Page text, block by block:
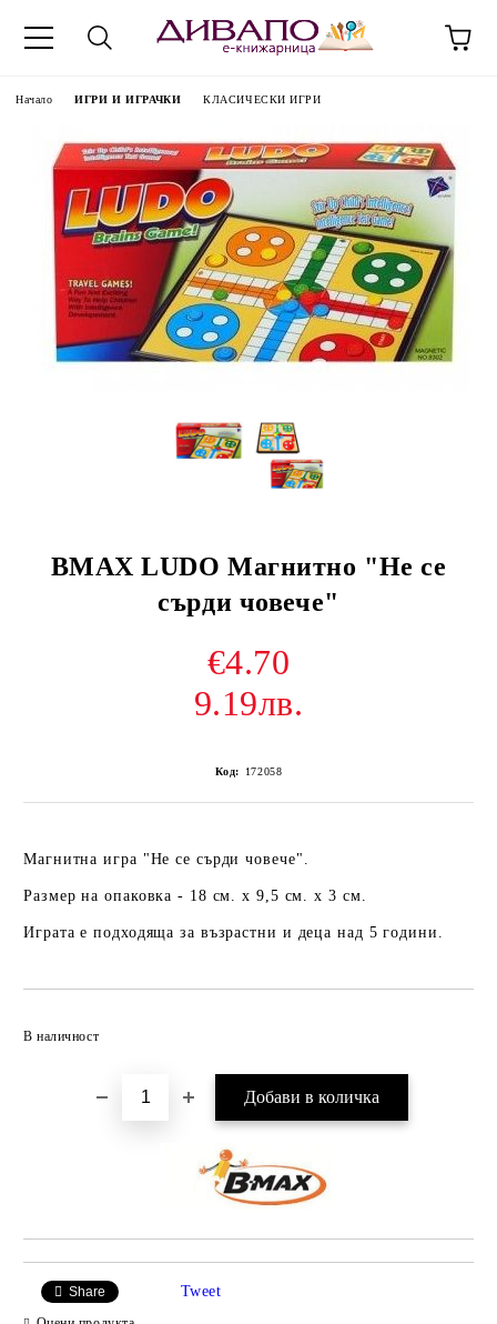
Начало ИГРИ И ИГРАЧКИ КЛАСИЧЕСКИ ИГРИ
BMAX LUDO Магнитно "Не се
сърди човече"
€4.70
9.19лв.
Код: 172058
Магнитна игра "Не се сърди човече".
Размер на опаковка - 18 см. х 9,5 см. х 3 см.
Играта е подходяща за възрастни и деца над 5 години.
В наличност
Share Tweet